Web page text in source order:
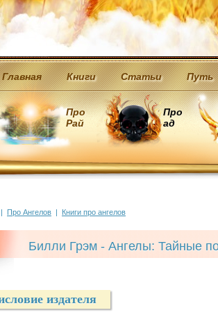
Главная Книги Статьи Путь
Про
Рай
Про
ад
| Про Ангелов | Книги про ангелов
Билли Грэм - Ангелы: Тайные
издателя